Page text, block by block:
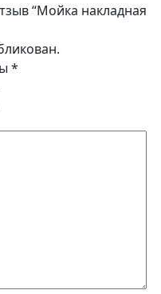
“Мойка накладная
*